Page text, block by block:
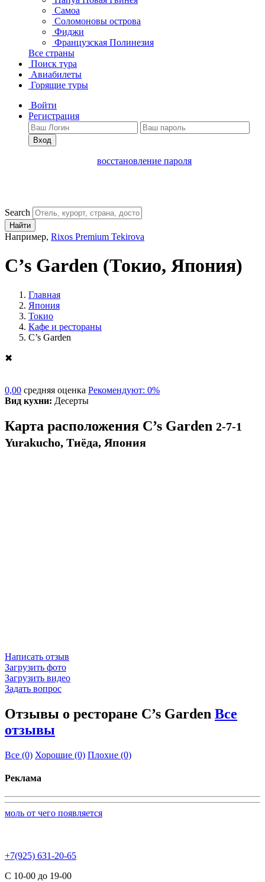
Самоа
Соломоновы острова
Фиджи
Французская Полинезия
Все страны
Поиск тура
Авиабилеты
Горящие туры
Войти
Регистрация
Вход
восстановление пароля
Search
Найти
Например, Rixos Premium Tekirova
C’s Garden (Токио, Япония)
Главная
Япония
Токио
Кафе и рестораны
C’s Garden
✖
0,00 средняя оценка Рекомендуют: 0%
Вид кухни: Десерты
Карта расположения C’s Garden 2-7-1
Yurakucho, Тиёда, Япония
Написать отзыв
Загрузить фото
Загрузить видео
Задать вопрос
Отзывы о ресторане C’s Garden Все
отзывы
Все (0) Хорошие (0) Плохие (0)
Реклама
моль от чего появляется
+7(925) 631-20-65
С 10-00 до 19-00